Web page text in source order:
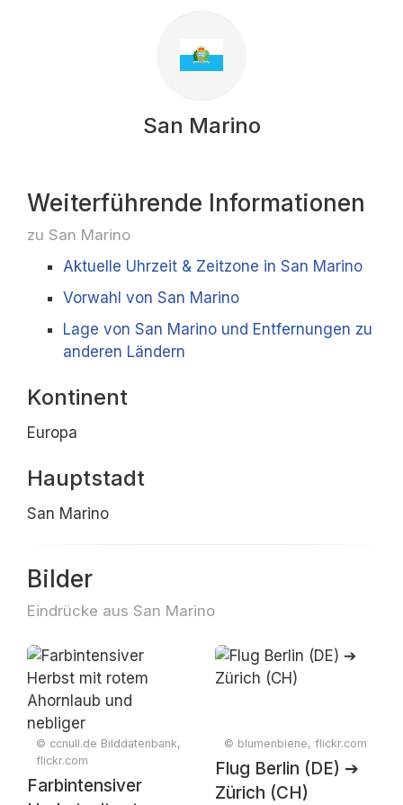
San Marino
Weiterführende Informationen
zu San Marino
Aktuelle Uhrzeit & Zeitzone in San Marino
Vorwahl von San Marino
Lage von San Marino und Entfernungen zu
anderen Ländern
Kontinent
Europa
Hauptstadt
San Marino
Bilder
Eindrücke aus San Marino
© ccnull.de Bilddatenbank,
flickr.com
Farbintensiver
© blumenbiene, flickr.com
Flug Berlin (DE) ➔
Zürich (CH)